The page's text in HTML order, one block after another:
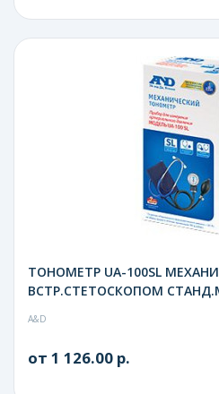
ТОНОМЕТР UA-100SL
ВСТР.СТЕТОСКОПОМ
A&D
от 1 126.00 р.